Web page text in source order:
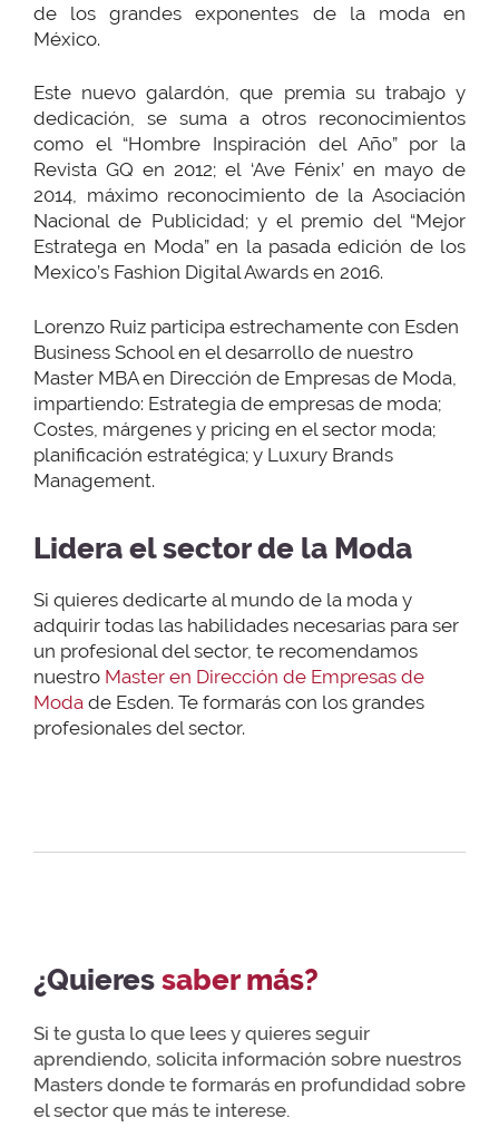
de los grandes exponentes de la moda en
México.
Este nuevo galardón, que premia su trabajo y
dedicación, se suma a otros reconocimientos
como el “Hombre Inspiración del Año” por la
Revista GQ en 2012; el ‘Ave Fénix’ en mayo de
2014, máximo reconocimiento de la Asociación
Nacional de Publicidad; y el premio del “Mejor
Estratega en Moda” en la pasada edición de los
Mexico’s Fashion Digital Awards en 2016.
Lorenzo Ruiz participa estrechamente con Esden
Business School en el desarrollo de nuestro
Master MBA en Dirección de Empresas de Moda,
impartiendo: Estrategia de empresas de moda;
Costes, márgenes y pricing en el sector moda;
planificación estratégica; y Luxury Brands
Management.
Lidera el sector de la Moda
Si quieres dedicarte al mundo de la moda y
adquirir todas las habilidades necesarias para ser
un profesional del sector, te recomendamos
nuestro Master en Dirección de Empresas de
Moda de Esden. Te formarás con los grandes
profesionales del sector.
¿Quieressaber más?
Si te gusta lo que lees y quieres seguir
aprendiendo, solicita información sobre nuestros
Masters donde te formarás en profundidad sobre
el sector que más te interese.